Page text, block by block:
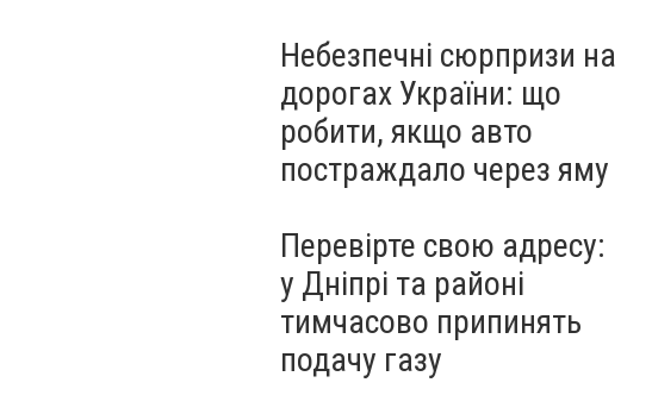
Небезпечні сюрпризи на
дорогах України: що
робити, якщо авто
постраждало через яму
Перевірте свою адресу:
у Дніпрі та районі
тимчасово припинять
подачу газу